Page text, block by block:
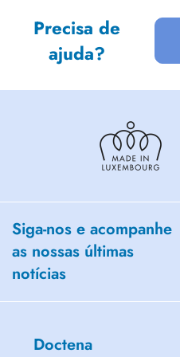
Precisa de
ajuda?
Siga-nos e acompanhe
as nossas últimas
notícias
Doctena